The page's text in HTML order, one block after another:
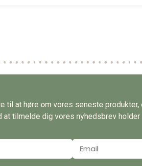
til at høre om vores seneste
at tilmelde dig vores nyhedsbrev